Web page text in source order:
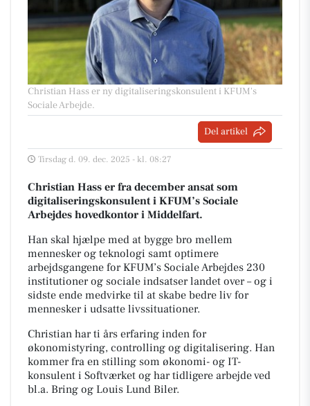
Christian Hass er ny digitaliseringskonsulent i KFUM's
Sociale Arbejde.
Del artikel
Tirsdag d. 09. dec. 2025 - kl. 08:27
Christian Hass er fra december ansat som
digitaliseringskonsulent i KFUM’s Sociale
Arbejdes hovedkontor i Middelfart.
Han skal hjælpe med at bygge bro mellem
mennesker og teknologi samt optimere
arbejdsgangene for KFUM’s Sociale Arbejdes 230
institutioner og sociale indsatser landet over – og i
sidste ende medvirke til at skabe bedre liv for
mennesker i udsatte livssituationer.
Christian har ti års erfaring inden for
økonomistyring, controlling og digitalisering. Han
kommer fra en stilling som økonomi- og IT-
konsulent i Softværket og har tidligere arbejde ved
bl.a. Bring og Louis Lund Biler.